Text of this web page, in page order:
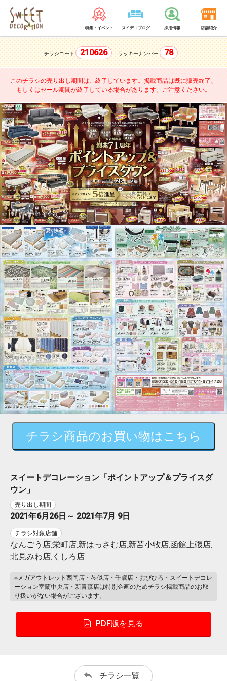
特集・イベント スイデコブログ 採用情報 店舗紹介
チラシコード 210626 ラッキーナンバー 78
このチラシの売り出し期間は、終了しています。 掲載商品は既に販売終了、
もしくはセール期間が終了している場合があります。ご注意ください。
チラシ商品のお買い物はこちら
スイートデコレーション「ポイントアップ＆プライスダ
ウン」
売り出し期間
2021年6月26日～ 2021年7月 9日
チラシ対象店舗
なんごう店,栄町店,新はっさむ店,新苫小牧店,函館上磯店,
北見みわ店,くしろ店
※メガアウトレット西岡店・琴似店・千歳店・おびひろ・スイートデコレ
ーション室蘭中央店・新青森店は特別企画のためチラシ掲載商品のお取
り扱いがない場合がございます。
PDF版を見る
チラシ一覧